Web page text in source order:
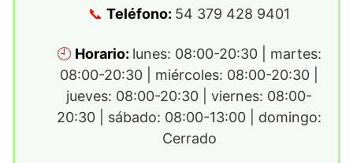
Teléfono: 54 379 428 9401
Horario: lunes: 08:00-20:30 | martes:
08:00-20:30 | miércoles: 08:00-20:30 |
jueves: 08:00-20:30 | viernes: 08:00-
20:30 | sábado: 08:00-13:00 | domingo:
Cerrado